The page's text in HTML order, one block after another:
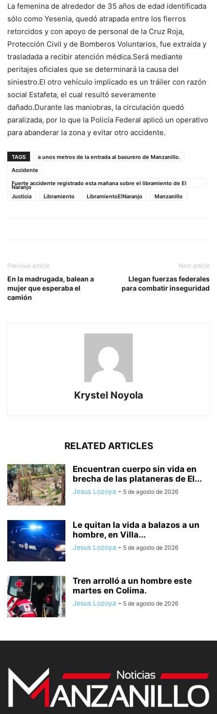
La femenina de alrededor de 35 años de edad identificada
sólo como Yesenia, quedó atrapada entre los fierros
retorcidos y con apoyo de personal de la Cruz Roja,
Protección Civil y de Bomberos Voluntarios, fue extraída y
trasladada a recibir atención médica.Será mediante
peritajes oficiales que se determinará la causa del
siniestro.El otro vehículo implicado es un tráiler con razón
social Estafeta, el cual resultó severamente
dañado.Durante las maniobras, la circulación quedó
paralizada, por lo que la Policía Federal aplicó un operativo
para abanderar la zona y evitar otro accidente.
TAGS
a unos metros de la entrada al basurero de Manzanillo.
Accidente
Fuerte accidente registrado esta mañana sobre el libramiento de El
Naranjo
Justicia
Libramiento LibramientoElNaranjo Manzanillo
Previous article
En la madrugada, balean a
mujer que esperaba el
camión
Next article
Llegan fuerzas federales
para combatir inseguridad
Krystel Noyola
RELATED ARTICLES
Encuentran cuerpo sin vida en
brecha de las plataneras de El...
Jesus Lozoya - 5 de agosto de 2026
Le quitan la vida a balazos a un
hombre, en Villa...
Jesus Lozoya - 5 de agosto de 2026
Tren arrolló a un hombre este
martes en Colima.
Jesus Lozoya - 5 de agosto de 2026